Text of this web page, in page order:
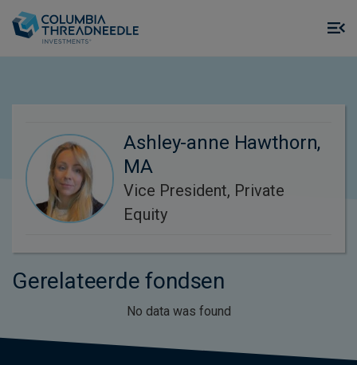
Ashley-anne Hawthorn,
MA
Vice President, Private
Equity
Gerelateerde fondsen
No data was found